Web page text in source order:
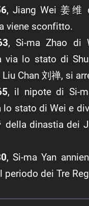
, Jiang Wei 姜维
viene sconfitto.
, Si-ma Zhao di
via lo stato di
Liu Chan 刘禅, si
, il nipote di Si-
lo stato di Wei e
della dinastia dei
, Si-ma Yan
periodo dei Tre